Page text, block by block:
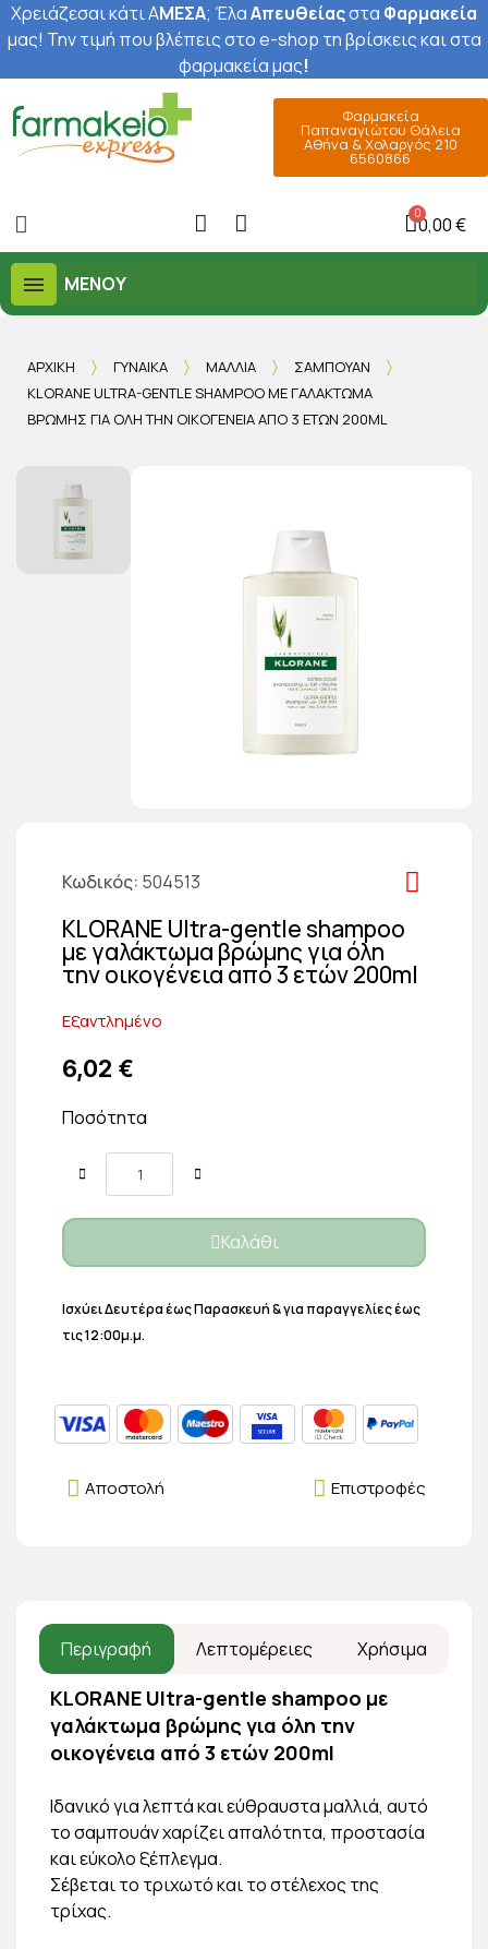
Χρειάζεσαι κάτι ΑΜΕΣΑ; ΈλαΑπευθείαςστα Φαρμακεία
μας! Την τιμή που βλέπεις στο e-shop τη βρίσκεις και στα
φαρμακεία μας!
Φαρμακεία
Παπαναγιώτου Θάλεια
Αθήνα & Χολαργός 210
6560866
0,00 €
ΜΕΝΟΎ
ΑΡΧΙΚΉ ΓΥΝΑΊΚΑ ΜΑΛΛΙΆ
ΣΑΜΠΟΥΆΝ
KLORANE ULTRA-GENTLE SHAMPOO ΜΕ ΓΑΛΆΚΤΩΜΑ
ΒΡΏΜΗΣ ΓΙΑ ΌΛΗ ΤΗΝ ΟΙΚΟΓΈΝΕΙΑ ΑΠΌ 3 ΕΤΏΝ 200ML
Κωδικός 504513
KLORANE Ultra-gentle shampoo
με γαλάκτωμα βρώμης για όλη
την οικογένεια από 3 ετών 200ml
Εξαντλημένο
6,02 €
Ποσότητα
Καλάθι
Ισχύει Δευτέρα έως Παρασκευή & για παραγγελίες έως
τις 12:00μ.μ.
Επιστροφές
Αποστολή
Περιγραφή Λεπτομέρειες Χρήσιμα
KLORANE Ultra-gentle shampoo με
γαλάκτωμα βρώμης για όλη την
οικογένεια από 3 ετών 200ml
Ιδανικό για λεπτά και εύθραυστα μαλλιά, αυτό
το σαμπουάν χαρίζει απαλότητα, προστασία
και εύκολο ξέπλεγμα.
Σέβεται το τριχωτό και το στέλεχος της
τρίχας.